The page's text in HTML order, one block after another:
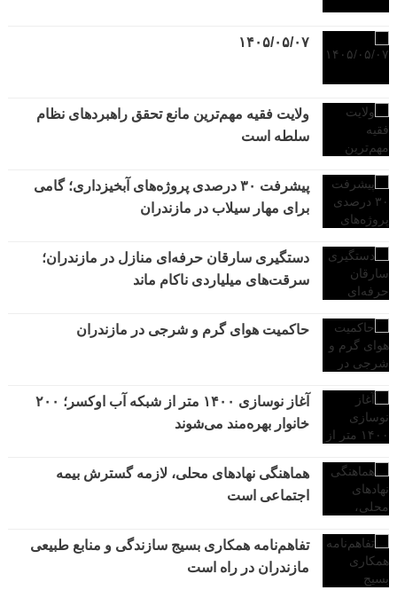
۱۴۰۵/۰۵/۰۷
ولایت فقیه مهم‌ترین مانع تحقق راهبردهای نظام
سلطه است
پیشرفت ۳۰ درصدی پروژه‌های آبخیزداری؛ گامی
برای مهار سیلاب در مازندران
دستگیری سارقان حرفه‌ای منازل در مازندران؛
سرقت‌های میلیاردی ناکام ماند
حاکمیت هوای گرم و شرجی در مازندران
آغاز نوسازی ۱۴۰۰ متر از شبکه آب اوکسر؛ ۲۰۰
خانوار بهره‌مند می‌شوند
هماهنگی نهادهای محلی، لازمه گسترش بیمه
اجتماعی است
تفاهم‌نامه همکاری بسیج سازندگی و منابع طبیعی
مازندران در راه است